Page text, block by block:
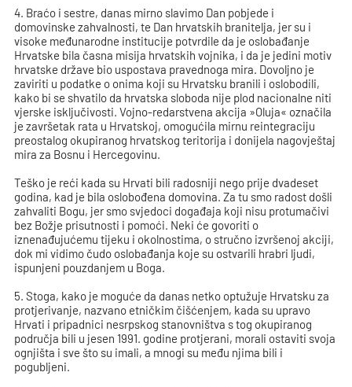
4. Braćo i sestre, danas mirno slavimo Dan pobjede i
domovinske zahvalnosti, te Dan hrvatskih branitelja, jer su i
visoke međunarodne institucije potvrdile da je oslobađanje
Hrvatske bila časna misija hrvatskih vojnika, i da je jedini motiv
hrvatske države bio uspostava pravednoga mira. Dovoljno je
zaviriti u podatke o onima koji su Hrvatsku branili i oslobodili,
kako bi se shvatilo da hrvatska sloboda nije plod nacionalne niti
vjerske isključivosti. Vojno-redarstvena akcija »Oluja« označila
je završetak rata u Hrvatskoj, omogućila mirnu reintegraciju
preostalog okupiranog hrvatskog teritorija i donijela nagovještaj
mira za Bosnu i Hercegovinu.
Teško je reći kada su Hrvati bili radosniji nego prije dvadeset
godina, kad je bila oslobođena domovina. Za tu smo radost došli
zahvaliti Bogu, jer smo svjedoci događaja koji nisu protumačivi
bez Božje prisutnosti i pomoći. Neki će govoriti o
iznenađujućemu tijeku i okolnostima, o stručno izvršenoj akciji,
dok mi vidimo čudo oslobađanja koje su ostvarili hrabri ljudi,
ispunjeni pouzdanjem u Boga.
5. Stoga, kako je moguće da danas netko optužuje Hrvatsku za
protjerivanje, nazvano etničkim čišćenjem, kada su upravo
Hrvati i pripadnici nesrpskog stanovništva s tog okupiranog
područja bili u jesen 1991. godine protjerani, morali ostaviti svoja
ognjišta i sve što su imali, a mnogi su među njima bili i
pogubljeni.